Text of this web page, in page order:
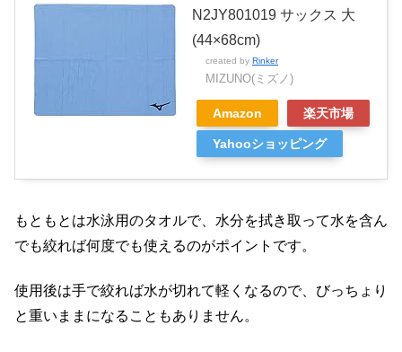
N2JY801019 サックス 大
(44×68cm)
created by Rinker
MIZUNO(ミズノ)
Amazon 楽天市場
Yahooショッピング
もともとは水泳用のタオルで、水分を拭き取って水を含ん
でも絞れば何度でも使えるのがポイントです。
使用後は手で絞れば水が切れて軽くなるので、びっちょり
と重いままになることもありません。